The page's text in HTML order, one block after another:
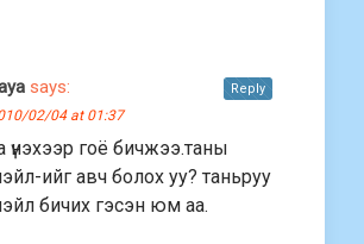
says:
02/04 at 01:37
үнэхээр гоё бичжээ.таны
ийг авч болох уу? таньруу
бичих гэсэн юм аа.
Reply